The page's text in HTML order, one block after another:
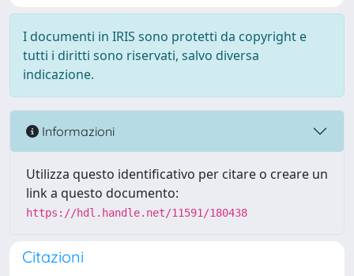
I documenti in IRIS sono protetti da copyright e
tutti i diritti sono riservati, salvo diversa
indicazione.
Informazioni
Utilizza questo identificativo per citare o creare un
link a questo documento:
https://hdl.handle.net/11591/180438
Citazioni